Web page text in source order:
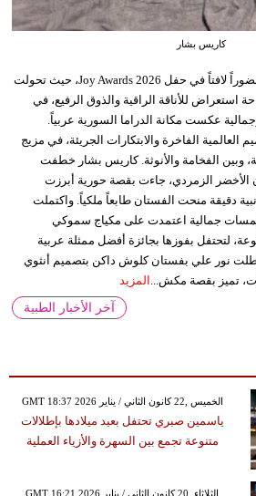
كاريس بشار
سجّلت النجمات السوريات حضوراً لافتاً في حفل Joy Awards 2026، حيث تحولت
استعراض للأناقة الراقية والذوق الرفيع، في
عكست مكانة الدراما السورية عربياً.
العالمية الفاخرة والابتكارات الجريئة، في مزيج
وبين الفخامة والأنوثة. كاريس بشار خطفت
الأخضر الزمردي، جاءت بقصة حورية أبرزت
دقيقة منحت الفستان طابعاً ملكياً. واكتملت
جمالية اعتمدت على مكياج سموكي
لتحتفل بفوزها بجائزة أفضل ممثلة عربية
نور علي بفستان كلوش داكن بتصميم أنثوي
تميز بقصة مكش... المزيد
آخر الأخبار الطبية
GMT 18:37 2026 الخميس ,22 كانون الثاني / يناير
ياسمين صبري تحتفل بعيد ميلادها بإطلالات
متنوعة تجمع بين السهرة والأزياء العملية
GMT 16:21 2026 الثلاثاء ,20 كانون الثاني / يناير